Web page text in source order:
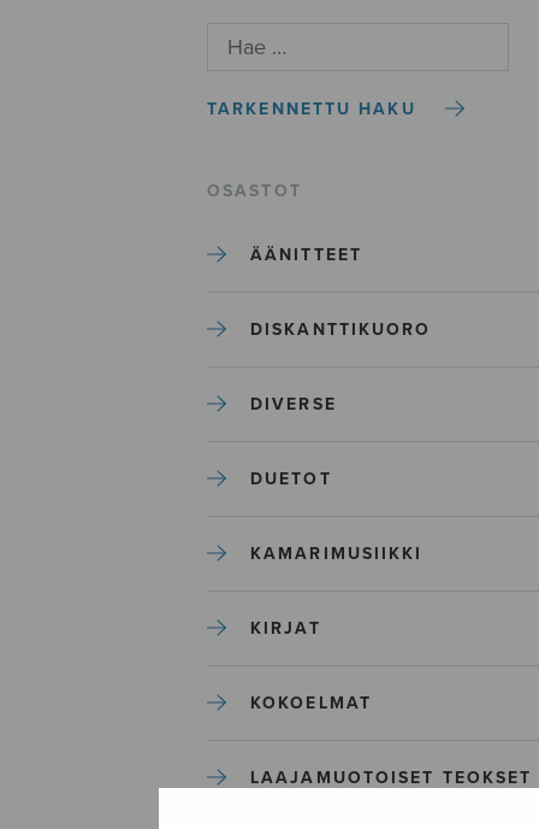
TARKENNETTU HAKU
OSASTOT
ÄÄNITTEET
DISKANTTIKUORO
DIVERSE
DUETOT
KAMARIMUSIIKKI
KIRJAT
KOKOELMAT
LAAJAMUOTOISET TEOKSET